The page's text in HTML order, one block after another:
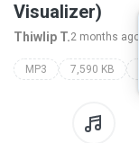
Visualizer)
Thiwlip T.2 months ago
MP3 7,590 KB